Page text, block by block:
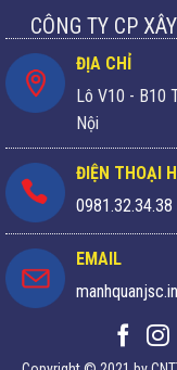
CÔNG TY CP
ĐỊA CHỈ
Lô V10 - B10
Nội
ĐIỆN THOẠI
0981.32.34.38
EMAIL